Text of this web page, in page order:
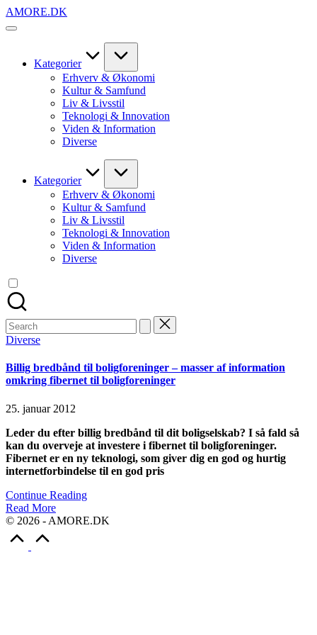
Skip
to
AMORE.DK
For
Kategorier
Erhverv & Økonomi
Kultur & Samfund
Liv & Livsstil
Teknologi & Innovation
Viden & Information
Diverse
Kategorier
Erhverv & Økonomi
Kultur & Samfund
Liv & Livsstil
Teknologi & Innovation
Viden & Information
Diverse
Search
for:
Posted
Diverse
Billig bredbånd til boligforeninger – masser af information
omkring fibernet til boligforeninger
25. januar 2012
Leder du efter billig bredbånd til dit boligselskab? I så fald så
kan du overveje at investere i fibernet til boligforeninger.
Fibernet er en ny teknologi, som giver dig en god og hurtig
internetforbindelse til en god pris
Continue Reading
Read More
© 2026 - AMORE.DK